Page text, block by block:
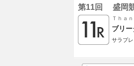
第11回 盛岡
Ｔｈａ
ブリ
サラブ